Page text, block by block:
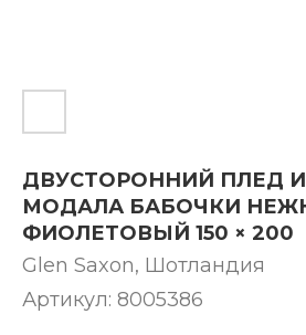
ДВУСТОРОННИЙ ПЛЕД
МОДАЛА БАБОЧКИ
ФИОЛЕТОВЫЙ 150 × 200
Glen Saxon, Шотландия
Артикул: 8005386